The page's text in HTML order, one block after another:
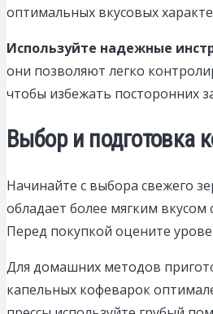
оптимальных вкусовых
Используйте надежные
они позволяют легко
чтобы избежать посторонних
Выбор и подготовка
Начинайте с выбора свежего
обладает более мягким
Перед покупкой оцените
Для домашних методов
капельных кофеварок